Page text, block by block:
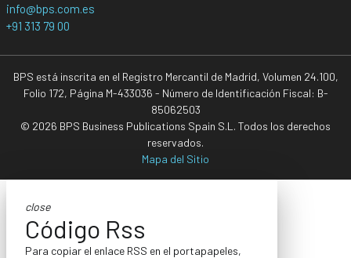
info@bps.com.es
+91 313 79 00
BPS está inscrita en el Registro Mercantil de Madrid, Volumen 24.100,
Folio 172, Página M-433036 - Número de Identificación Fiscal: B-
85062503
© 2026 BPS Business Publications Spain S.L. Todos los derechos
reservados.
Mapa del Sitio
close
Código Rss
Para copiar el enlace RSS en el portapapeles,